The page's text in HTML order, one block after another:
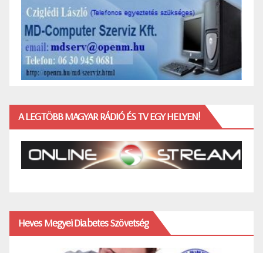
A LEGTÖBB MAGYAR RÁDIÓ ÉS TV EGY HELYEN!
Heves Megyei Diabetes Szövetség